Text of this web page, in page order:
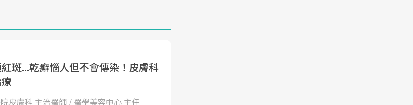
斑...乾癬惱人但不會傳染！皮膚科
皮膚科 主治醫師 / 醫學美容中心 主任